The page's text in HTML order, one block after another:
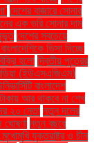
দেশের বাজারে সোনার
এক ভরি সোনার দাম
দেশের সবচেয়ে
ভিসা দিচ্ছে
হলো দ্বিতীয় পুত্রের
(ইউএসএজিএম)
বাংলাদেশ
আর থাকবে না শেখ
২০ নেতা নতুন দলের
ঘোষণা নতুন বছরে
যুক্তরাষ্ট্র ও চীন